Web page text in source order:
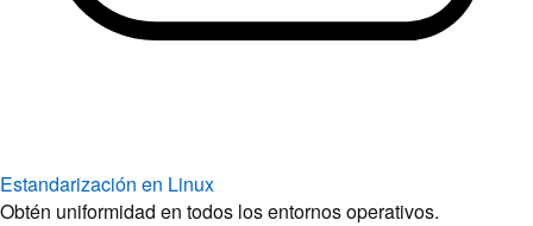
Estandarización en Linux
Obtén uniformidad en todos los entornos operativos.